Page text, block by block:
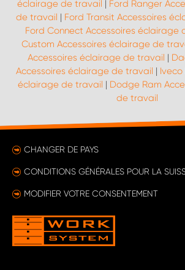
éclairage de travail | Ford Ranger
de travail | Ford Transit Accessoires
Ford Connect Accessoires éclairage
Custom Accessoires éclairage de
Accessoires éclairage de travail |
Accessoires éclairage de travail | Iveco
éclairage de travail | Dodge Ram
de travail
CHANGER DE PAYS
CONDITIONS GÉNÉRALES POUR LA
MODIFIER VOTRE CONSENTEMENT